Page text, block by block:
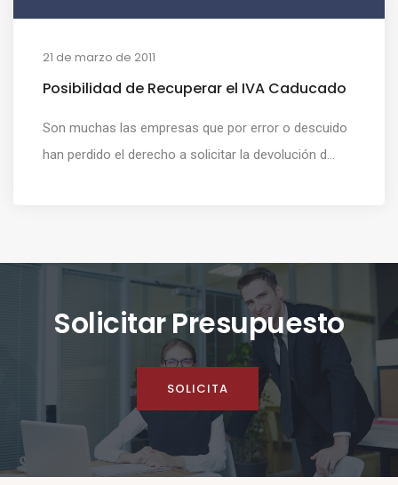
21 de marzo de 2011
Posibilidad de Recuperar el IVA Caducado
Son muchas las empresas que por error o descuido
han perdido el derecho a solicitar la devolución d...
Solicitar Presupuesto
SOLICITA